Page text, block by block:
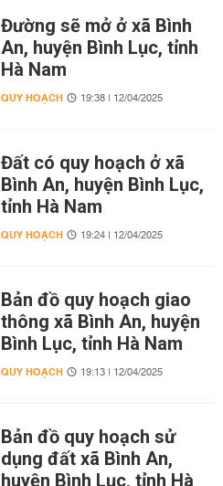
Đường sẽ mở ở xã Bình
An, huyện Bình Lục, tỉnh
Hà Nam
QUY HOẠCH 19:38 | 12/04/2025
Đất có quy hoạch ở xã
Bình An, huyện Bình Lục,
tỉnh Hà Nam
QUY HOẠCH 19:24 | 12/04/2025
Bản đồ quy hoạch giao
thông xã Bình An, huyện
Bình Lục, tỉnh Hà Nam
QUY HOẠCH 19:13 | 12/04/2025
Bản đồ quy hoạch sử
dụng đất xã Bình An,
huyện Bình Lục, tỉnh Hà